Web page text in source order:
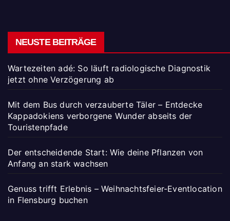
NEUSTE BEITRÄGE
Wartezeiten adé: So läuft radiologische Diagnostik
jetzt ohne Verzögerung ab
Mit dem Bus durch verzauberte Täler – Entdecke
Kappadokiens verborgene Wunder abseits der
Touristenpfade
Der entscheidende Start: Wie deine Pflanzen von
Anfang an stark wachsen
Genuss trifft Erlebnis – Weihnachtsfeier-Eventlocation
in Flensburg buchen